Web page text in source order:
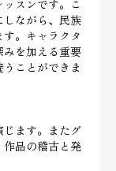
スンです。こ
しながら、民族
。キャラクタ
を加える重要
ことができま
ます。またグ
品の稽古と発